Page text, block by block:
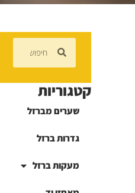
קטגוריות
שערים מברזל
גדרות ברזל
מעקות ברזל